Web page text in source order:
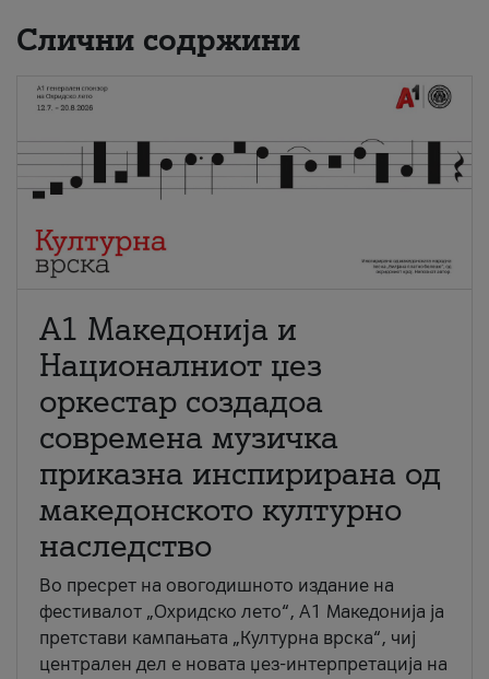
Слични содржини
А1 Македонија и
Националниот џез
оркестар создадоа
современа музичка
приказна инспирирана од
македонското културно
наследство
Во пресрет на овогодишното издание на
фестивалот „Охридско лето“, А1 Македонија ја
претстави кампањата „Културна врска“, чиј
централен дел е новата џез-интерпретација на